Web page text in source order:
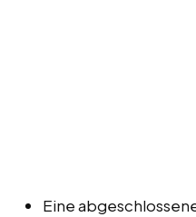
Eine